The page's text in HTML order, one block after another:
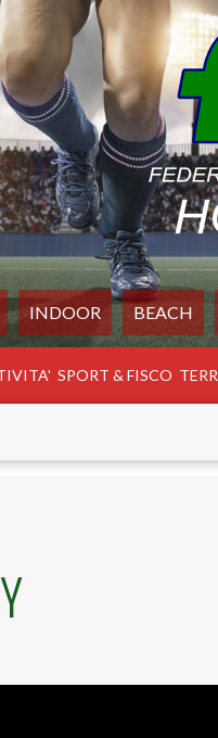
INDOOR BEACH
SPORT & FISCO